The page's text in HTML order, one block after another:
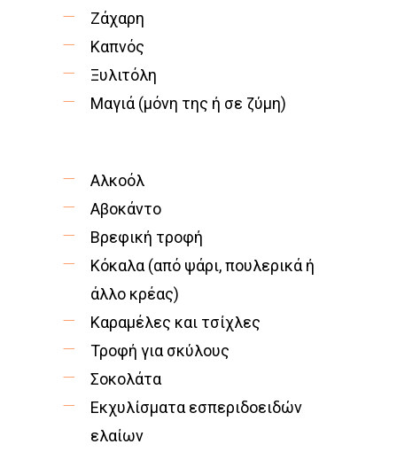
Ζάχαρη
Καπνός
Ξυλιτόλη
Μαγιά (μόνη της ή σε ζύμη)
Αλκοόλ
Αβοκάντο
Βρεφική τροφή
Κόκαλα (από ψάρι, πουλερικά ή
άλλο κρέας)
Καραμέλες και τσίχλες
Τροφή για σκύλους
Σοκολάτα
Εκχυλίσματα εσπεριδοειδών
ελαίων